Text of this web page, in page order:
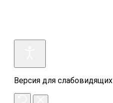
Версия для слабовидящих